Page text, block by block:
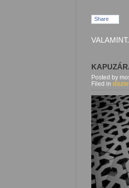
Share
Posted by
Filed in